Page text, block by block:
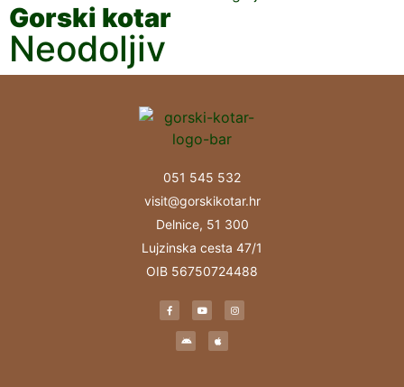
Gorski kotar
Neodoljiv
051 545 532
visit@gorskikotar.hr
Delnice, 51 300
Lujzinska cesta 47/1
OIB 56750724488